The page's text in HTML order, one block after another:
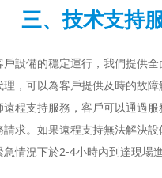
三、技术支持
備的穩定運行，我們提供全
，可以為客戶提供及時的故
程支持服務，客戶可以通過
請求。如果遠程支持無法解決
情況下於2-4小時內到達現場進